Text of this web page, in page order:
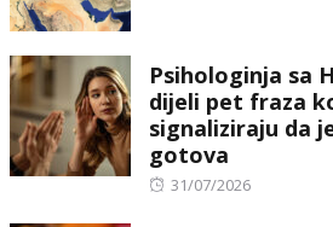
Psihologinja sa
dijeli pet fraza
signaliziraju da
gotova
Posted
31/07/2026